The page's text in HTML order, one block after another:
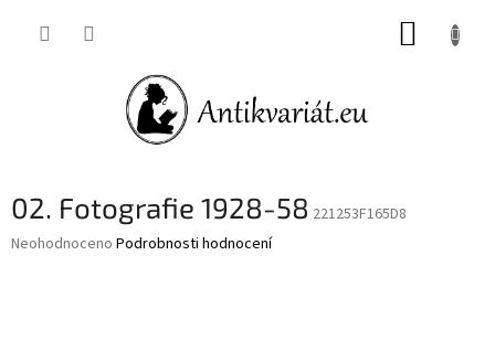
02. Fotografie 1928-58 221253F165D8
Průměrné
Neohodnoceno Podrobnosti hodnocení